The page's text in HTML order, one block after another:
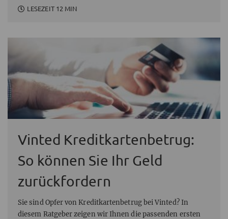
LESEZEIT 12 MIN
Vinted Kreditkartenbetrug:
So können Sie Ihr Geld
zurückfordern
Sie sind Opfer von Kreditkartenbetrug bei Vinted? In
diesem Ratgeber zeigen wir Ihnen die passenden ersten